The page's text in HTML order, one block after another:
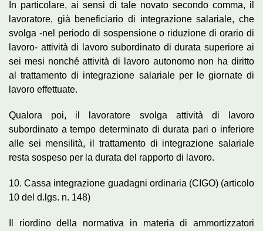
In particolare, ai sensi di tale novato secondo comma, il
lavoratore, già beneficiario di integrazione salariale, che
svolga -nel periodo di sospensione o riduzione di orario di
lavoro- attività di lavoro subordinato di durata superiore ai
sei mesi nonché attività di lavoro autonomo non ha diritto
al trattamento di integrazione salariale per le giornate di
lavoro effettuate.
Qualora poi, il lavoratore svolga attività di lavoro
subordinato a tempo determinato di durata pari o inferiore
alle sei mensilità, il trattamento di integrazione salariale
resta sospeso per la durata del rapporto di lavoro.
10. Cassa integrazione guadagni ordinaria (CIGO) (articolo
10 del d.lgs. n. 148)
Il riordino della normativa in materia di ammortizzatori